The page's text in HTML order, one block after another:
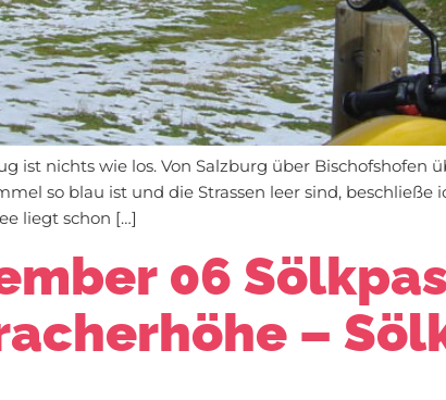
ist nichts wie los. Von Salzburg über Bischofshofen
so blau ist und die Strassen leer sind, beschließe
liegt schon […]
06
–